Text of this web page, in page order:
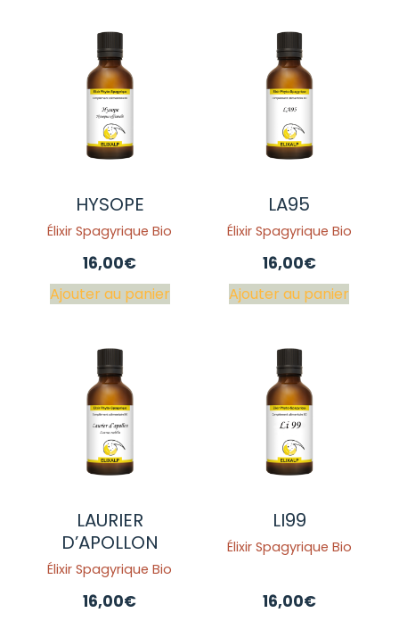
HYSOPE
Élixir Spagyrique Bio
16,00€
Ajouter au panier
LA95
Élixir Spagyrique Bio
16,00€
Ajouter au panier
LAURIER
D’APOLLON
Élixir Spagyrique Bio
16,00€
LI99
Élixir Spagyrique Bio
16,00€